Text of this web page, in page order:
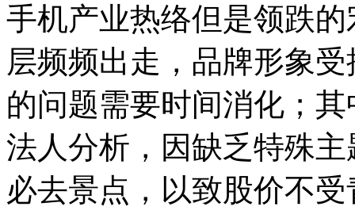
手机产业热络但是领跌
层频频出走，品牌形象
的问题需要时间消化；
法人分析，因缺乏特殊
必去景点，以致股价不